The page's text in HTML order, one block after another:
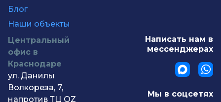
Блог
Наши объекты
Центральный
офис в
Краснодаре
ул. Данилы
Волкореза, 7,
напротив ТЦ OZ
Написать нам в
мессенджерах
Мы в соцсетях